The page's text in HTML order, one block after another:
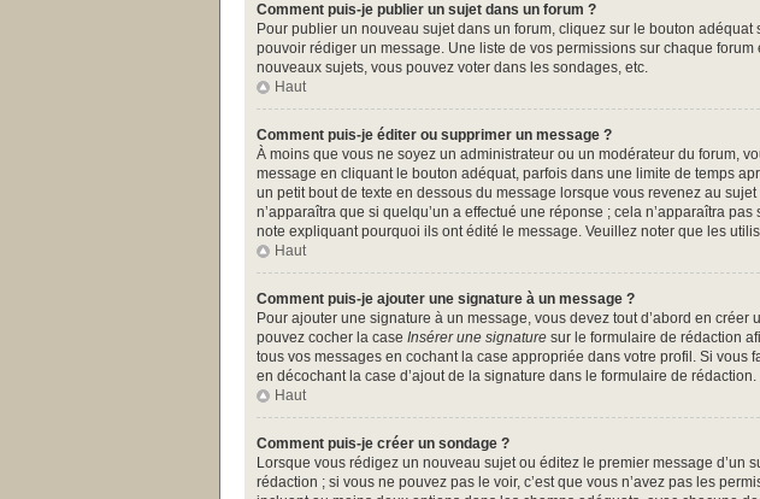
Comment puis-je publier un sujet dans un forum ?
Pour publier un nouveau sujet dans un forum, cliquez sur le bouton
pouvoir rédiger un message. Une liste de vos permissions sur chaque
nouveaux sujets, vous pouvez voter dans les sondages, etc.
Haut
Comment puis-je éditer ou supprimer un message ?
À moins que vous ne soyez un administrateur ou un modérateur du forum,
message en cliquant le bouton adéquat, parfois dans une limite de temps
un petit bout de texte en dessous du message lorsque vous revenez au
n’apparaîtra que si quelqu’un a effectué une réponse ; cela n’apparaîtra
note expliquant pourquoi ils ont édité le message. Veuillez noter que les
Haut
Comment puis-je ajouter une signature à un message ?
Pour ajouter une signature à un message, vous devez tout d’abord en
pouvez cocher la case Insérer une signature sur le formulaire de rédaction
tous vos messages en cochant la case appropriée dans votre profil. Si
en décochant la case d’ajout de la signature dans le formulaire de rédaction.
Haut
Comment puis-je créer un sondage ?
Lorsque vous rédigez un nouveau sujet ou éditez le premier message d’un
rédaction ; si vous ne pouvez pas le voir, c’est que vous n’avez pas les